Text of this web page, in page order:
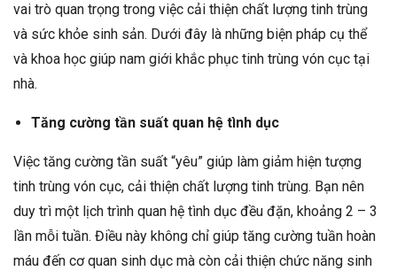
vai trò quan trọng trong việc cải thiện chất lượng tinh trùng
và sức khỏe sinh sản. Dưới đây là những biện pháp cụ thể
và khoa học giúp nam giới khắc phục tinh trùng vón cục tại
nhà.
Tăng cường tần suất quan hệ tình dục
Việc tăng cường tần suất “yêu” giúp làm giảm hiện tượng
tinh trùng vón cục, cải thiện chất lượng tinh trùng. Bạn nên
duy trì một lịch trình quan hệ tình dục đều đặn, khoảng 2 – 3
lần mỗi tuần. Điều này không chỉ giúp tăng cường tuần hoàn
máu đến cơ quan sinh dục mà còn cải thiện chức năng sinh